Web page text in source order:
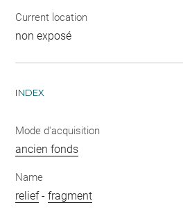
Current location
non exposé
INDEX
Mode d'acquisition
ancien fonds
Name
relief-fragment